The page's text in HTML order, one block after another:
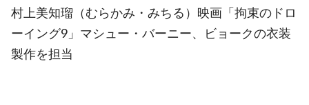
村上美知瑠（むらかみ・みちる）映画「拘束のドロ
ーイング9」マシュー・バーニー、ビョークの衣装
製作を担当